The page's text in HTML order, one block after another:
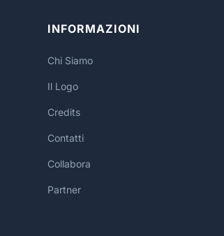
INFORMAZIONI
Chi Siamo
Il Logo
Credits
Contatti
Collabora
Partner